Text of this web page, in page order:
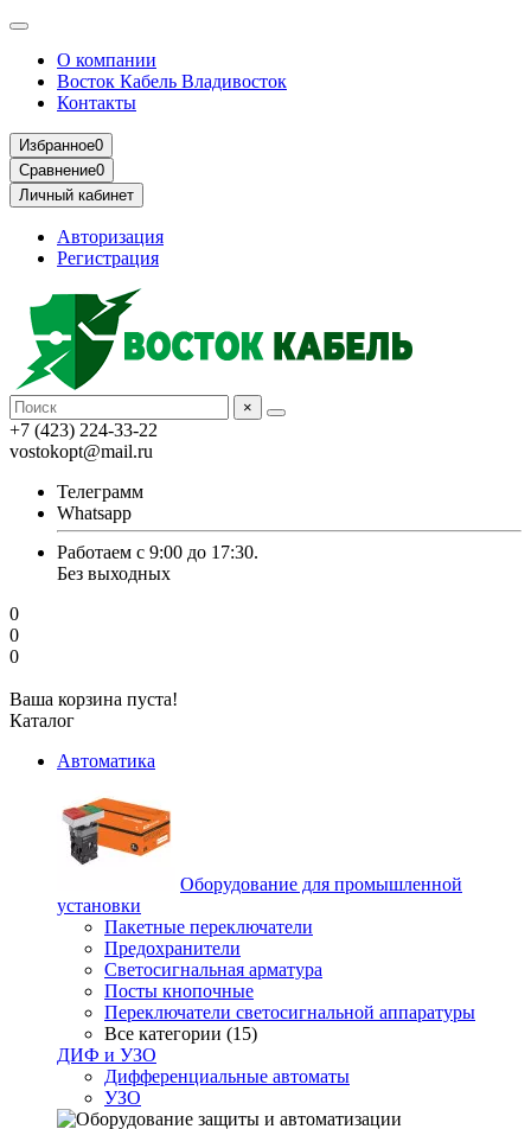
О компании
Восток Кабель Владивосток
Контакты
Избранное0
Сравнение0
Личный кабинет
Авторизация
Регистрация
×
+7 (423) 224-33-22
vostokopt@mail.ru
Телеграмм
Whatsapp
Работаем с 9:00 до 17:30.
Без выходных
0
0
0
Ваша корзина пуста!
Каталог
Автоматика
Оборудование для промышленной
установки
Пакетные переключатели
Предохранители
Светосигнальная арматура
Посты кнопочные
Переключатели светосигнальной аппаратуры
Все категории (15)
ДИФ и УЗО
Дифференциальные автоматы
УЗО